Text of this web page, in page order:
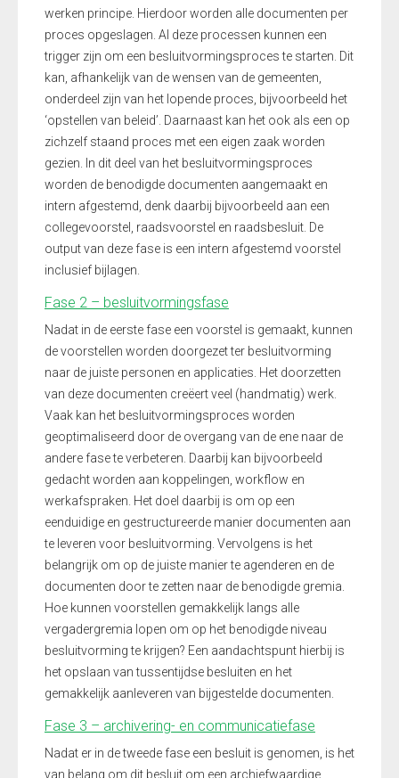
werken principe. Hierdoor worden alle documenten per
proces opgeslagen. Al deze processen kunnen een
trigger zijn om een besluitvormingsproces te starten. Dit
kan, afhankelijk van de wensen van de gemeenten,
onderdeel zijn van het lopende proces, bijvoorbeeld het
‘opstellen van beleid’. Daarnaast kan het ook als een op
zichzelf staand proces met een eigen zaak worden
gezien. In dit deel van het besluitvormingsproces
worden de benodigde documenten aangemaakt en
intern afgestemd, denk daarbij bijvoorbeeld aan een
collegevoorstel, raadsvoorstel en raadsbesluit. De
output van deze fase is een intern afgestemd voorstel
inclusief bijlagen.
Fase 2 – besluitvormingsfase
Nadat in de eerste fase een voorstel is gemaakt, kunnen
de voorstellen worden doorgezet ter besluitvorming
naar de juiste personen en applicaties. Het doorzetten
van deze documenten creëert veel (handmatig) werk.
Vaak kan het besluitvormingsproces worden
geoptimaliseerd door de overgang van de ene naar de
andere fase te verbeteren. Daarbij kan bijvoorbeeld
gedacht worden aan koppelingen, workflow en
werkafspraken. Het doel daarbij is om op een
eenduidige en gestructureerde manier documenten aan
te leveren voor besluitvorming. Vervolgens is het
belangrijk om op de juiste manier te agenderen en de
documenten door te zetten naar de benodigde gremia.
Hoe kunnen voorstellen gemakkelijk langs alle
vergadergremia lopen om op het benodigde niveau
besluitvorming te krijgen? Een aandachtspunt hierbij is
het opslaan van tussentijdse besluiten en het
gemakkelijk aanleveren van bijgestelde documenten.
Fase 3 – archivering- en communicatiefase
Nadat er in de tweede fase een besluit is genomen, is het
van belang om dit besluit om een archiefwaardige